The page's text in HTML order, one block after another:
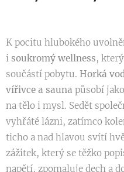
K pocitu hlubokého
i soukromý wellness,
součástí pobytu. Horká
vířivce a sauna působí
na tělo i mysl. Sedět
vyhřáté lázni, zatímco
ticho a nad hlavou svítí
zážitek, který se těžko
napětí, zpomaluje dech a